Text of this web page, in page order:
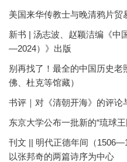
美国来华传教士与晚清鸦片贸
新书 | 汤志波、赵颖洁编《中
—2024）》出版
别再找了！最全的中国历史
佛、杜克等馆藏）
书评｜对《清朝开海》的评论
东京大学公布一批新的“琉球王
刊文 || 明代正德年间（
以张邦奇的两篇诗序为中心